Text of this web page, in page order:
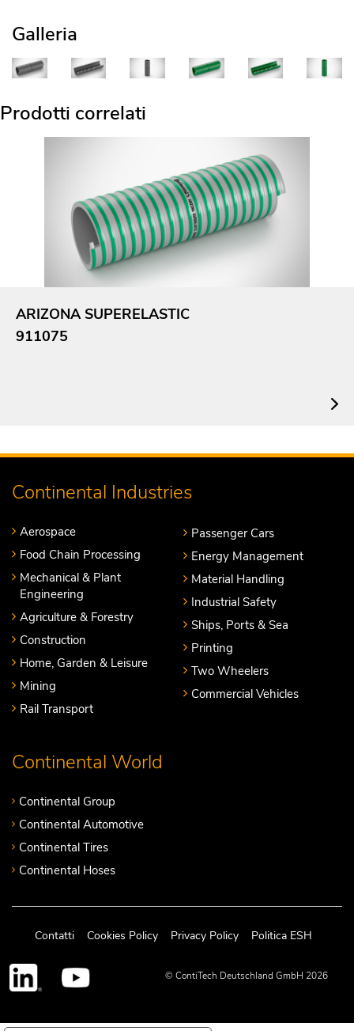
Galleria
Prodotti correlati
ARIZONA SUPERELASTIC
911075
Continental Industries
Aerospace
Food Chain Processing
Mechanical & Plant
Engineering
Agriculture & Forestry
Construction
Home, Garden & Leisure
Mining
Rail Transport
Passenger Cars
Energy Management
Material Handling
Industrial Safety
Ships, Ports & Sea
Printing
Two Wheelers
Commercial Vehicles
Continental World
Continental Group
Continental Automotive
Continental Tires
Continental Hoses
Contatti Cookies Policy Privacy Policy Politica ESH
© ContiTech Deutschland GmbH 2026